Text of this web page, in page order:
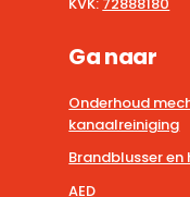
Ga naar
Onderhoud
kanaalreiniging
Brandblusser en
AED